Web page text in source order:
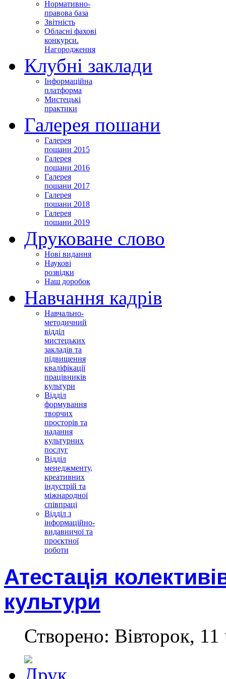
Нормативно-
правова база
Звітність
Обласні фахові
конкурси.
Нагородження
Клубні заклади
Інформаційна
платформа
Мистецькі
практики
Галерея пошани
Галерея
пошани 2015
Галерея
пошани 2016
Галерея
пошани 2017
Галерея
пошани 2018
Галерея
пошани 2019
Друковане слово
Нові видання
Наукові
розвідки
Наш доробок
Навчання кадрів
Навчально-
методичний
відділ
мистецьких
закладів та
підвищення
кваліфікації
працівників
культури
Відділ
формування
творчих
просторів та
надання
культурних
послуг
Відділ
менеджменту,
креативних
індустрій та
міжнародної
співпраці
Відділ з
інформаційно-
видавничої та
проєктної
роботи
Атестація
культури
Створено: Вівторок,